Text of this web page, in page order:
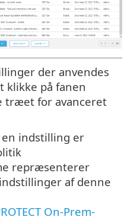
der anvendes
klikke på fanen
træet for avanceret
en indstilling er
repræsenterer
af denne
On-Prem-